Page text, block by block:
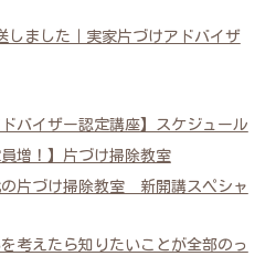
しました｜実家片づけアドバイザ
バイザー認定講座】スケジュール
増！】片づけ掃除教室
片づけ掃除教室 新開講スペシャ
考えたら知りたいことが全部のっ